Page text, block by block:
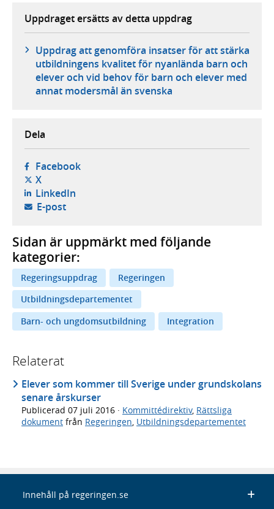
Uppdraget ersätts av detta uppdrag
Uppdrag att genomföra insatser för att stärka
utbildningens kvalitet för nyanlända barn och
elever och vid behov för barn och elever med
annat modersmål än svenska
Dela
Facebook- öppnas i ny flik, extern webbplats,
X- öppnas i ny flik, extern webbplats,
LinkedIn- öppnas i ny flik, extern webbplats,
E-post- öppnar din e-postklient,
Sidan är uppmärkt med följande
kategorier:
Regeringsuppdrag
Regeringen
Utbildningsdepartementet
Barn- och ungdomsutbildning
Integration
Relaterat
Elever som kommer till Sverige under grundskolans
senare årskurser
Publicerad 07 juli 2016 · Kommittédirektiv, Rättsliga
dokument från Regeringen, Utbildningsdepartementet
Innehåll på regeringen.se